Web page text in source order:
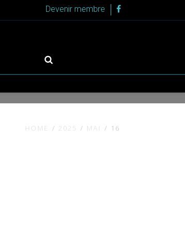
Devenir membre
HOME 2025 MAI 16